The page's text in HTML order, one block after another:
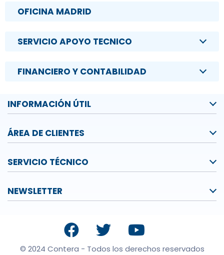
OFICINA MADRID
SERVICIO APOYO TECNICO
FINANCIERO Y CONTABILIDAD
INFORMACIÓN ÚTIL
ÁREA DE CLIENTES
SERVICIO TÉCNICO
NEWSLETTER
© 2024 Contera - Todos los derechos reservados